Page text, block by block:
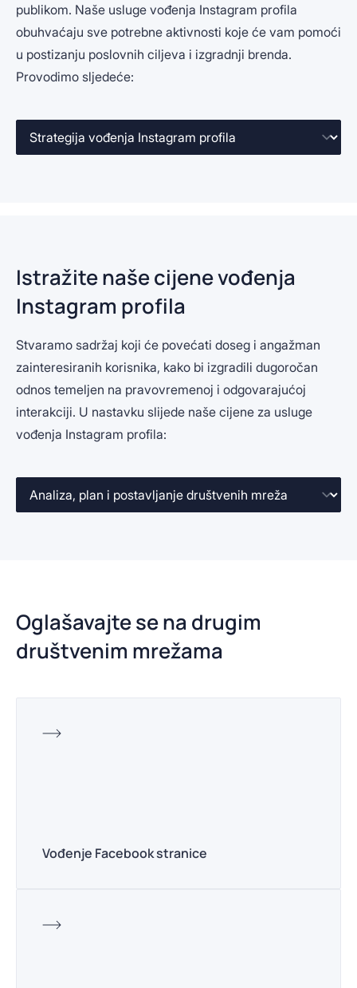
publikom. Naše usluge vođenja Instagram profila
obuhvaćaju sve potrebne aktivnosti koje će vam pomoći
u postizanju poslovnih ciljeva i izgradnji brenda.
Provodimo sljedeće:
Istražite naše cijene vođenja
Instagram profila
Stvaramo sadržaj koji će povećati doseg i angažman
zainteresiranih korisnika, kako bi izgradili dugoročan
odnos temeljen na pravovremenoj i odgovarajućoj
interakciji. U nastavku slijede naše cijene za usluge
vođenja Instagram profila:
Oglašavajte se na drugim
društvenim mrežama
Vođenje Facebook stranice